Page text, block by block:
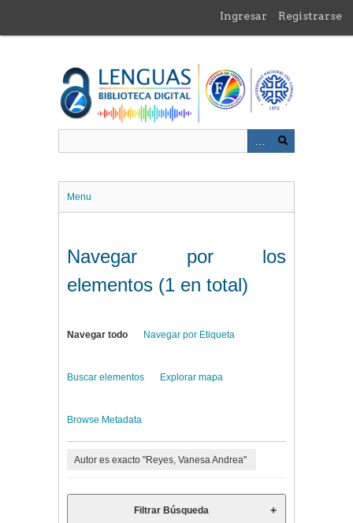
contenido
Ingresar Registrarse
Menu
Navegar por los
elementos (1 en total)
Navegar todo Navegar por Etiqueta
Buscar elementos Explorar mapa
Browse Metadata
Autor es exacto "Reyes, Vanesa Andrea"
Filtrar Búsqueda